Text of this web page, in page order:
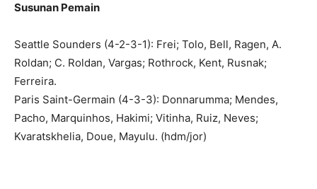
Susunan Pemain
Seattle Sounders (4-2-3-1): Frei; Tolo, Bell, Ragen, A.
Roldan; C. Roldan, Vargas; Rothrock, Kent, Rusnak;
Ferreira.
Paris Saint-Germain (4-3-3): Donnarumma; Mendes,
Pacho, Marquinhos, Hakimi; Vitinha, Ruiz, Neves;
Kvaratskhelia, Doue, Mayulu. (hdm/jor)